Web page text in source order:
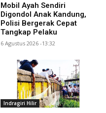
Mobil Ayah Sendiri
Digondol Anak Kandung,
Polisi Bergerak Cepat
Tangkap Pelaku
6 Agustus 2026 -13:32
Indragiri Hilir